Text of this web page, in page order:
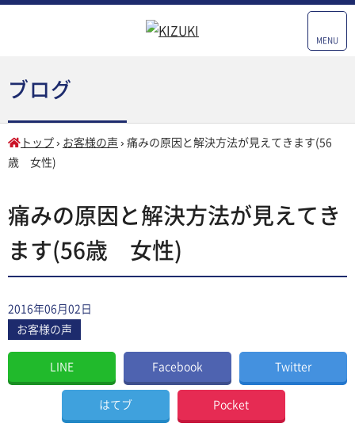
MENU
ブログ
トップ › お客様の声 › 痛みの原因と解決方法が見えてきます(56
歳 女性)
痛みの原因と解決方法が見えてき
ます(56歳 女性)
2016年06月02日
お客様の声
LINE Facebook Twitter
はてブ Pocket